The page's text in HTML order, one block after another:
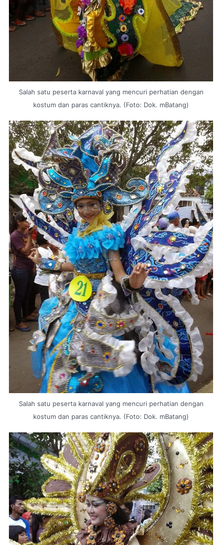
Salah satu peserta karnaval yang mencuri perhatian dengan
kostum dan paras cantiknya. (Foto: Dok. mBatang)
Salah satu peserta karnaval yang mencuri perhatian dengan
kostum dan paras cantiknya. (Foto: Dok. mBatang)